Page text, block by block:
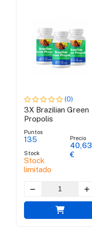
(0)
3X Brazilian Green
Propolis
Puntos
135
Stock
Stock
limitado
Precio
40,63
€